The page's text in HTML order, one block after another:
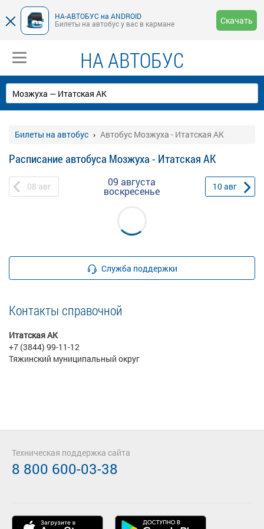
НА-АВТОБУС на ANDROID
Билеты на автобус у вас в кармане
Скачать
НА АВТОБУС
Билеты на автобус Автобус Мозжуха - Итатская АК
Расписание автобуса Мозжуха - Итатская АК
08 авг 09 августа
воскресенье 10авг
Служба поддержки
Контакты справочной
Итатская АК
+7 (3844) 99-11-12
Тяжинский муниципальный округ
Техническая поддержка сайта
8 800 600-03-38